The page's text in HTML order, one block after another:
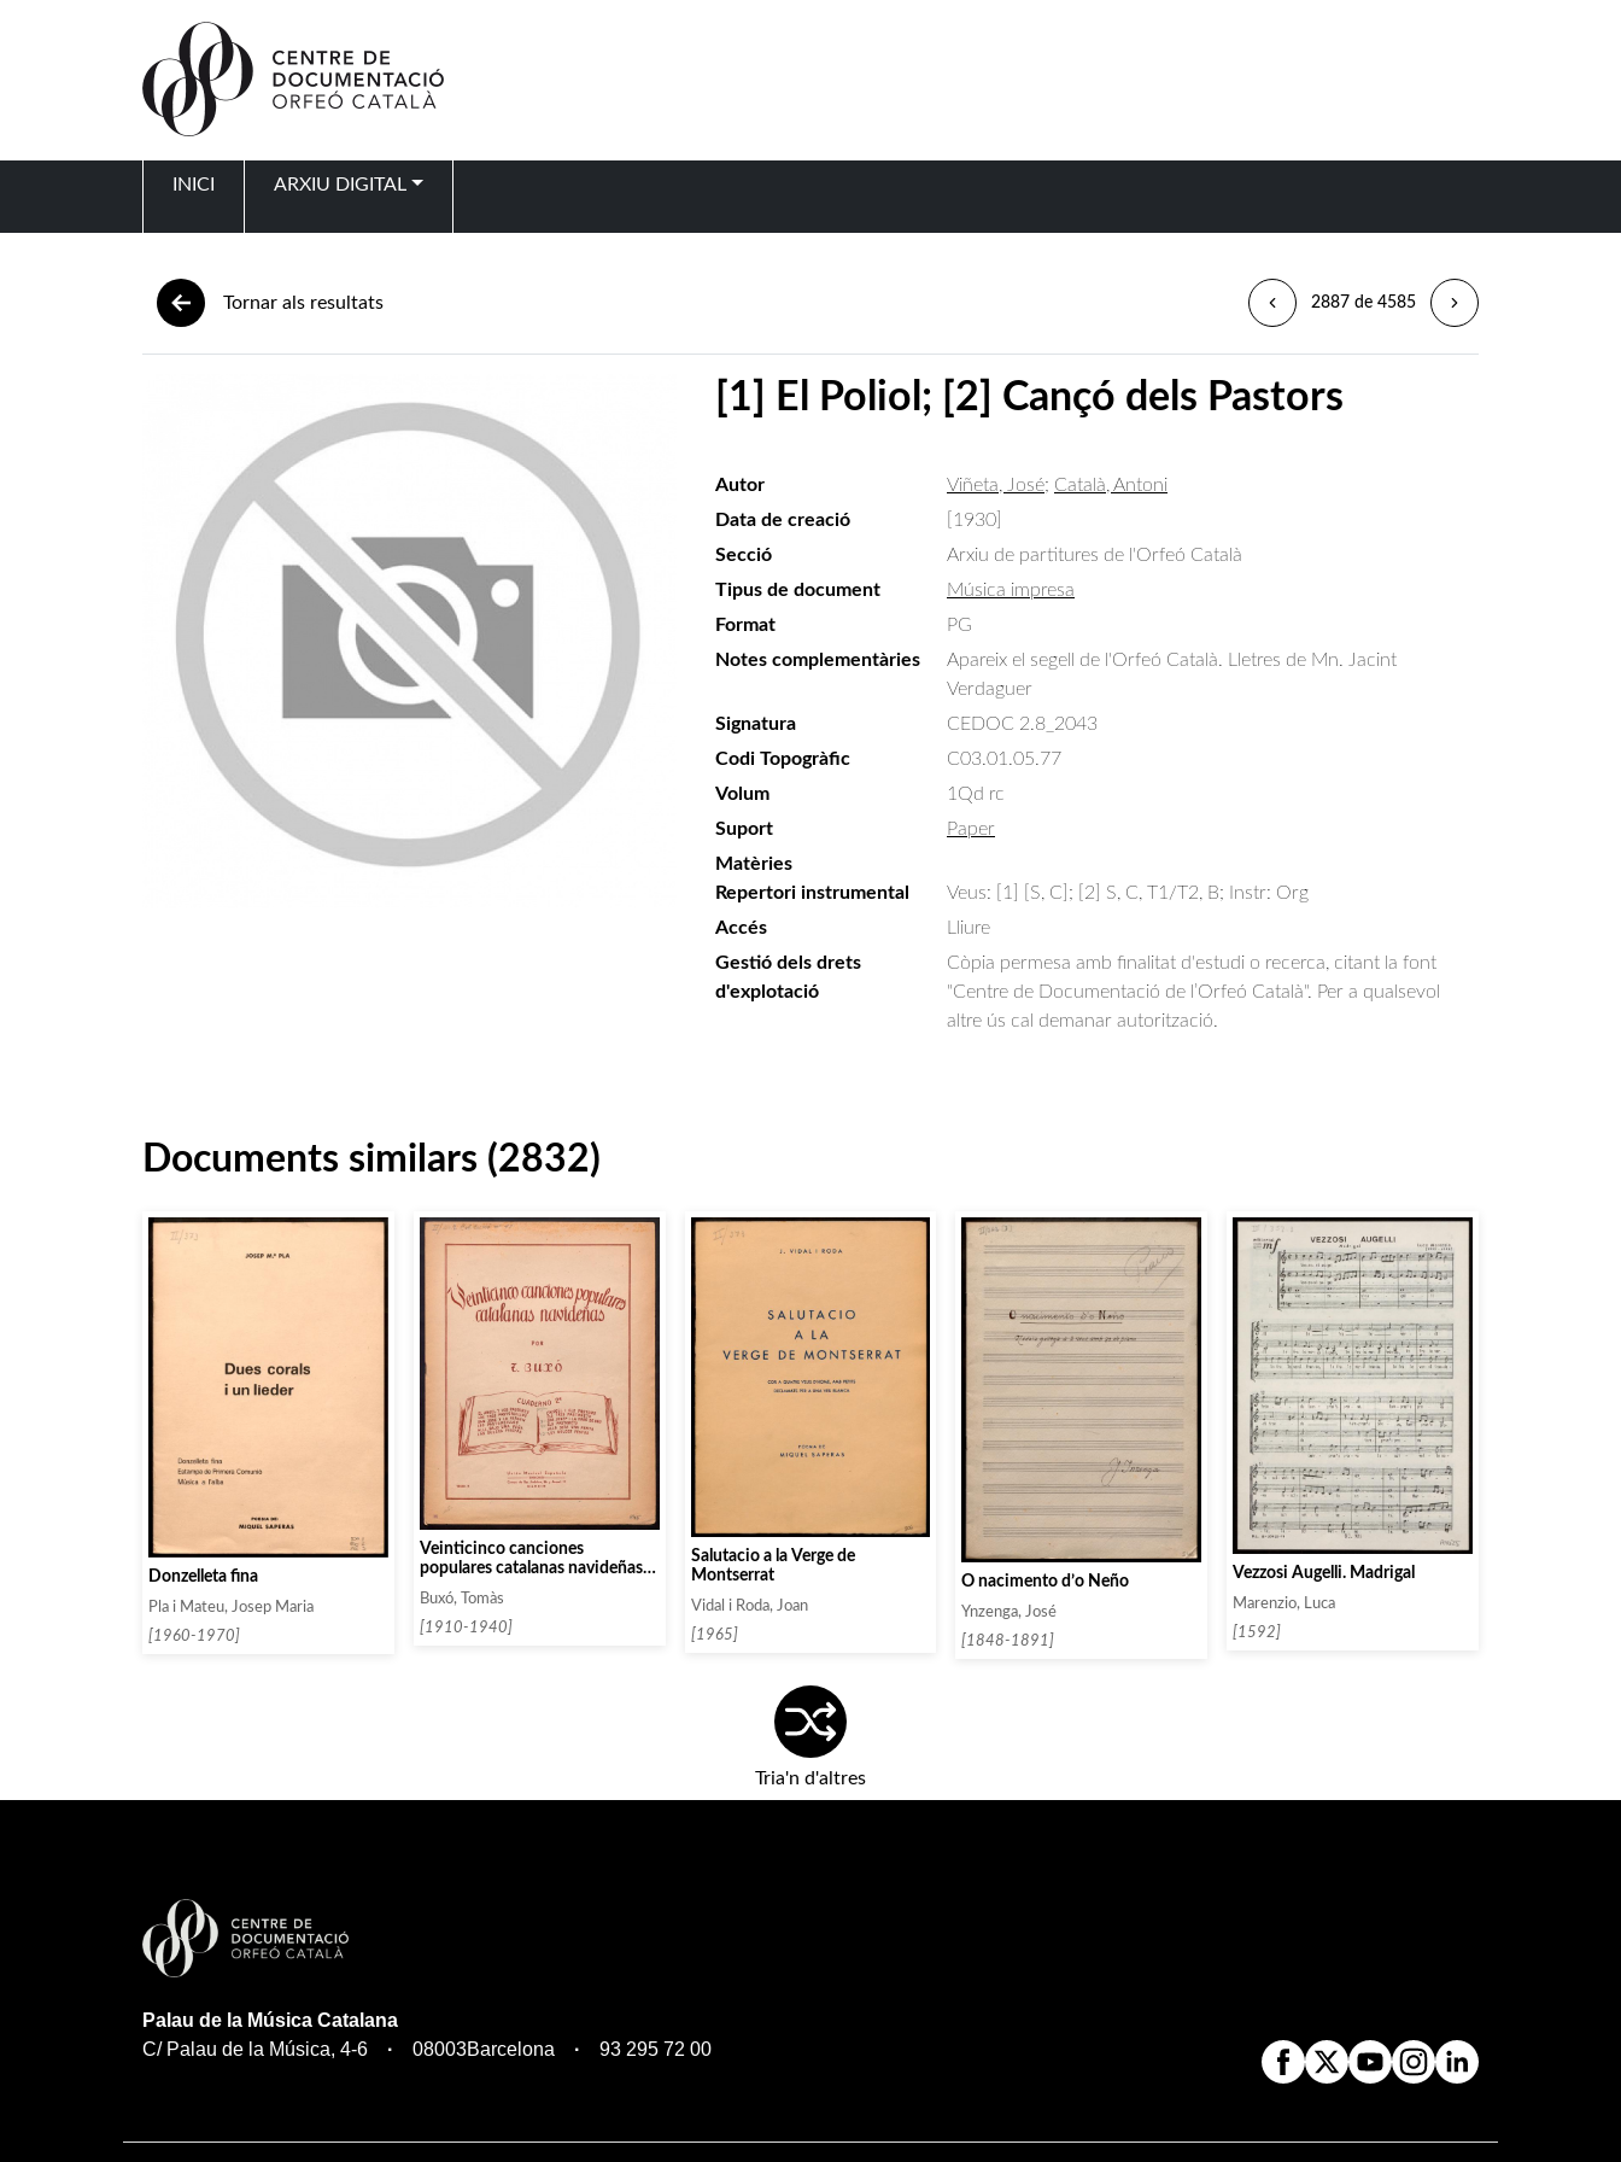
INICI ARXIU DIGITAL
Tornar als resultats 2887 de 4585
[1] El Poliol; [2] Cançó dels Pastors
Autor Viñeta, José; Català, Antoni
Data de creació
[1930]
Secció
Arxiu de partitures de l'Orfeó Català
Tipus de document
Música impresa
Format
PG
Notes complementàries
Apareix el segell de l'Orfeó Català. Lletres de Mn. Jacint
Verdaguer
Signatura
CEDOC 2.8_2043
Codi Topogràfic
C03.01.05.77
Volum
1Qd rc
Suport
Paper
Matèries
Repertori instrumental
Veus: [1] [S, C]; [2] S, C, T1/T2, B; Instr: Org
Accés
Lliure
Gestió dels drets
d'explotació
Còpia permesa amb finalitat d'estudi o recerca, citant la font
"Centre de Documentació de l’Orfeó Català". Per a qualsevol
altre ús cal demanar autorització.
Documents similars (2832)
Donzelleta fina
Pla i Mateu, Josep Maria
[1960-1970]
Veinticinco canciones
populares catalanas navideñas.
Cuaderno 3
Buxó, Tomàs
[1910-1940]
Salutacio a la Verge de
Montserrat
Vidal i Roda, Joan
[1965]
O nacimento d’o Neño
Ynzenga, José
[1848-1891]
Vezzosi Augelli. Madrigal
Marenzio, Luca
[1592]
Tria'n d'altres
Palau de la Música Catalana
C/ Palau de la Música, 4-6
08003Barcelona 93 295 72 00